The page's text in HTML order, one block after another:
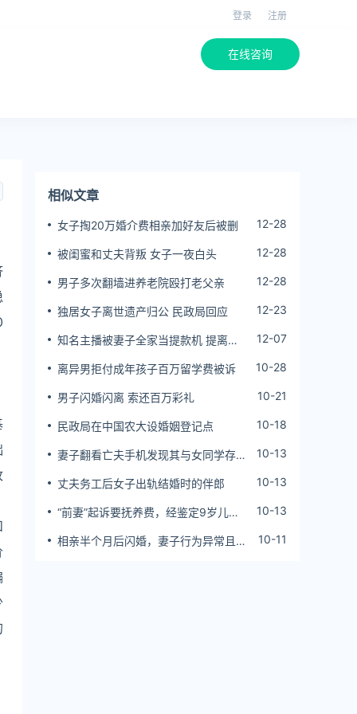
登录 注册
在线咨询
相似文章
女子掏20万婚介费相亲加好友后被删 12-28
被闺蜜和丈夫背叛 女子一夜白头 12-28
男子多次翻墙进养老院殴打老父亲 12-28
独居女子离世遗产归公 民政局回应 12-23
知名主播被妻子全家当提款机 提离婚
12-07
离异男拒付成年孩子百万留学费被诉 10-28
男子闪婚闪离 索还百万彩礼 10-21
民政局在中国农大设婚姻登记点 10-18
妻子翻看亡夫手机发现其与女同学存婚
10-13
丈夫务工后女子出轨结婚时的伴郎 10-13
“前妻”起诉要抚养费，经鉴定9岁儿子
10-13
相亲半个月后闪婚，妻子行为异常且持
10-11